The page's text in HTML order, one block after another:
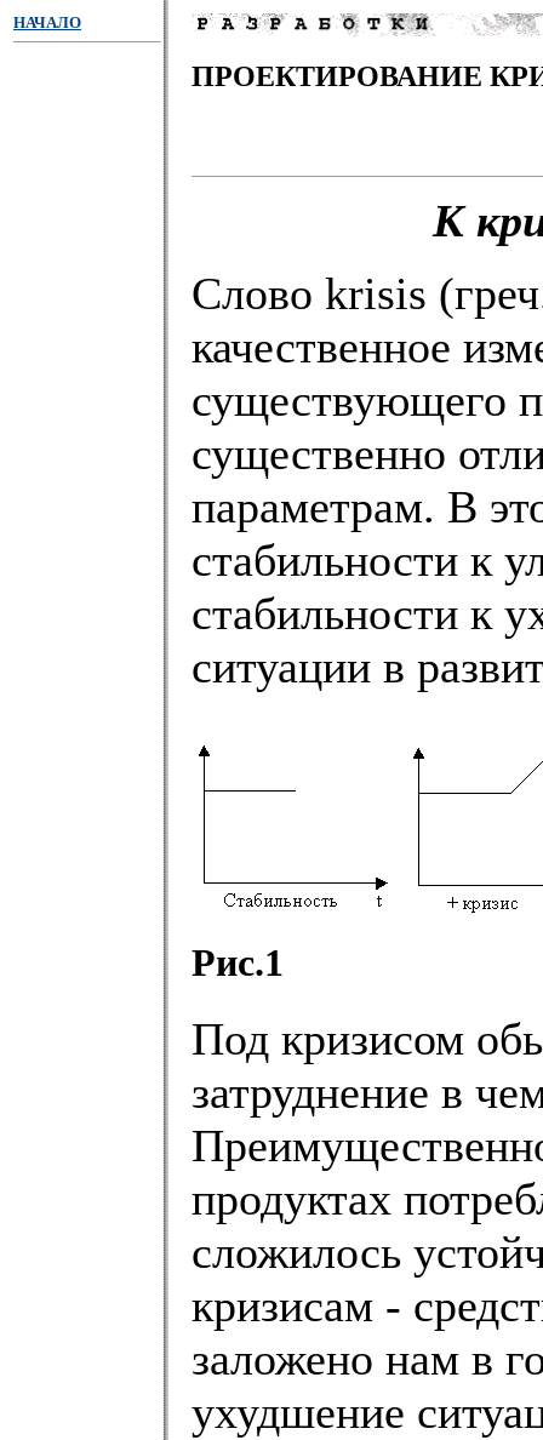
НАЧАЛО
ПРОЕКТИРОВАНИЕ
К
Слово krisis
качественное
существующего
существенно
параметрам. В
стабильности к
стабильности к
ситуации в
Рис.1
Под кризисом
затруднение в
продуктах
сложилось
кризисам -
заложено нам в
ухудшение